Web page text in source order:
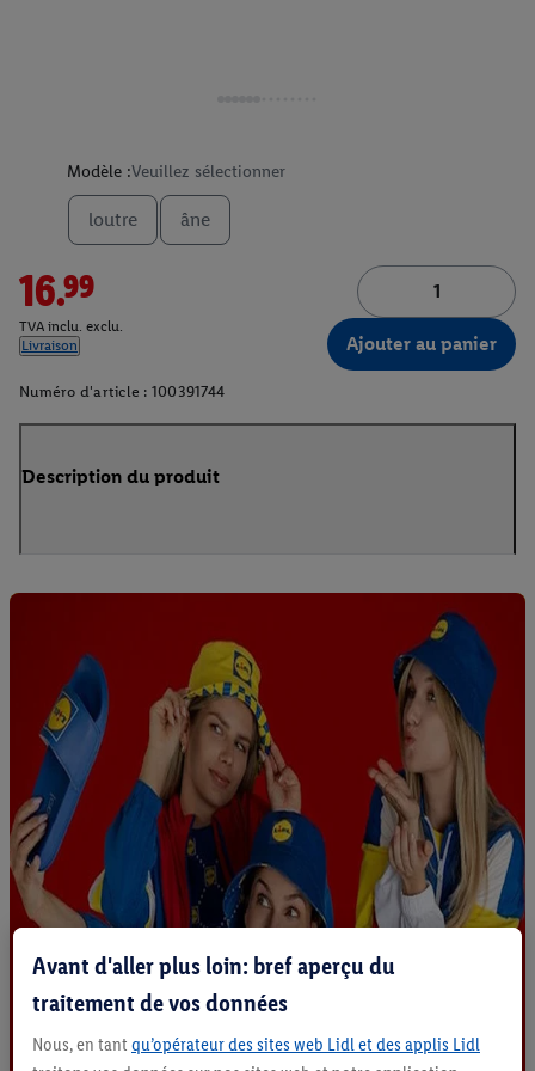
Modèle :Veuillez sélectionner
loutre âne
16.99
TVA inclu. exclu.
Livraison
Ajouter au panier
Numéro d'article : 100391744
Description du produit
Avant d'aller plus loin: bref aperçu du
traitement de vos données
Nous, en tant qu’opérateur des sites web Lidl et des applis Lidl